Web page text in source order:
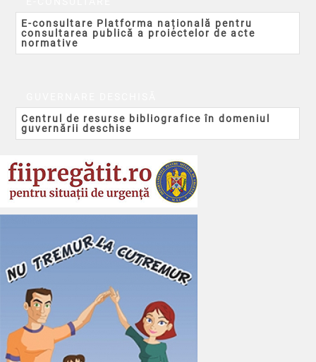
E-consultare Platforma națională pentru
consultarea publică a proiectelor de acte
normative
Centrul de resurse bibliografice în domeniul
guvernării deschise